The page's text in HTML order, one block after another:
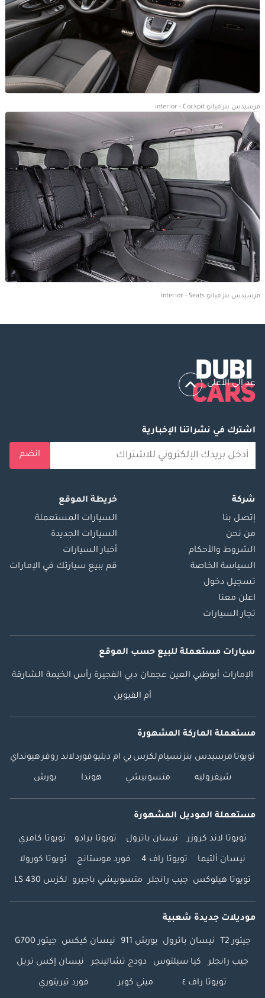
مرسيدس بنز فيانو interior - Cockpit
مرسيدس بنز فيانو interior - Seats
عد إلى الأعلى
اشترك في نشراتنا الإخبارية
انضم
شركة
إتصل بنا
من نحن
الشروط والأحكام
السياسة الخاصة
تسجيل دخول
اعلن معنا
تجار السيارات
خريطة الموقع
السيارات المستعملة
السيارات الجديدة
أخبار السيارات
قم ببيع سيارتك في الإمارات
سيارات مستعملة للبيع حسب الموقع
الإمارات أبوظبي العين عجمان دبي الفجيرة رأس الخيمة الشارقة
أم القيوين
مستعملة الماركة المشهورة
تويوتا مرسيدس بنزنسياملكزس بي ام دبليوفوردلاند روفرهيونداي
شيفروليه متسوبيشي هوندا بورش
مستعملة الموديل المشهورة
تويوتا لاند كروزر نيسان باترول تويوتا برادو تويوتا كامري
نيسان ألتيما تويوتا راف 4 فورد موستانج تويوتا كورولا
تويوتا هيلوكس جيب رانجلر متسوبيشي باجيرو لكزس LS 430
موديلات جديدة شعبية
جيتور T2 نيسان باترول بورش 911 نيسان كيكس جيتور G700
جيب رانجلر كيا سيلتوس دودج تشالينجر نيسان إكس تريل
تويوتا راف ٤ ميني كوبر فورد تيريتوري